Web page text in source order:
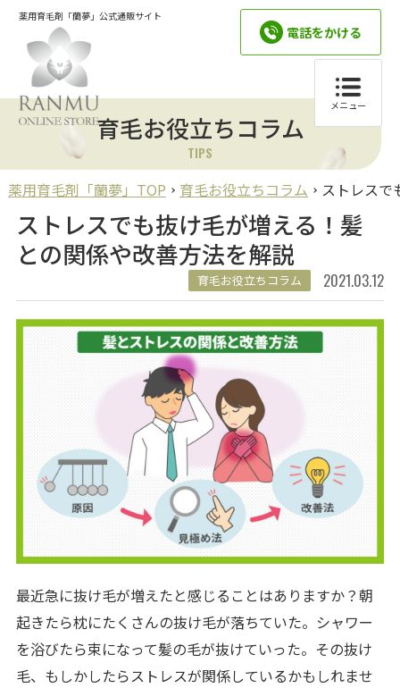
薬用育毛剤「蘭夢」公式通販サイト
電話をかける
メニュー
育毛お役立ちコラム
TIPS
薬用育毛剤「蘭夢」TOP 育毛お役立ちコラム ストレスで
ストレスでも抜け毛が増える！髪
との関係や改善方法を解説
育毛お役立ちコラム 2021.03.12
最近急に抜け毛が増えたと感じることはありますか？朝
起きたら枕にたくさんの抜け毛が落ちていた。シャワー
を浴びたら束になって髪の毛が抜けていった。その抜け
毛、もしかしたらストレスが関係しているかもしれませ